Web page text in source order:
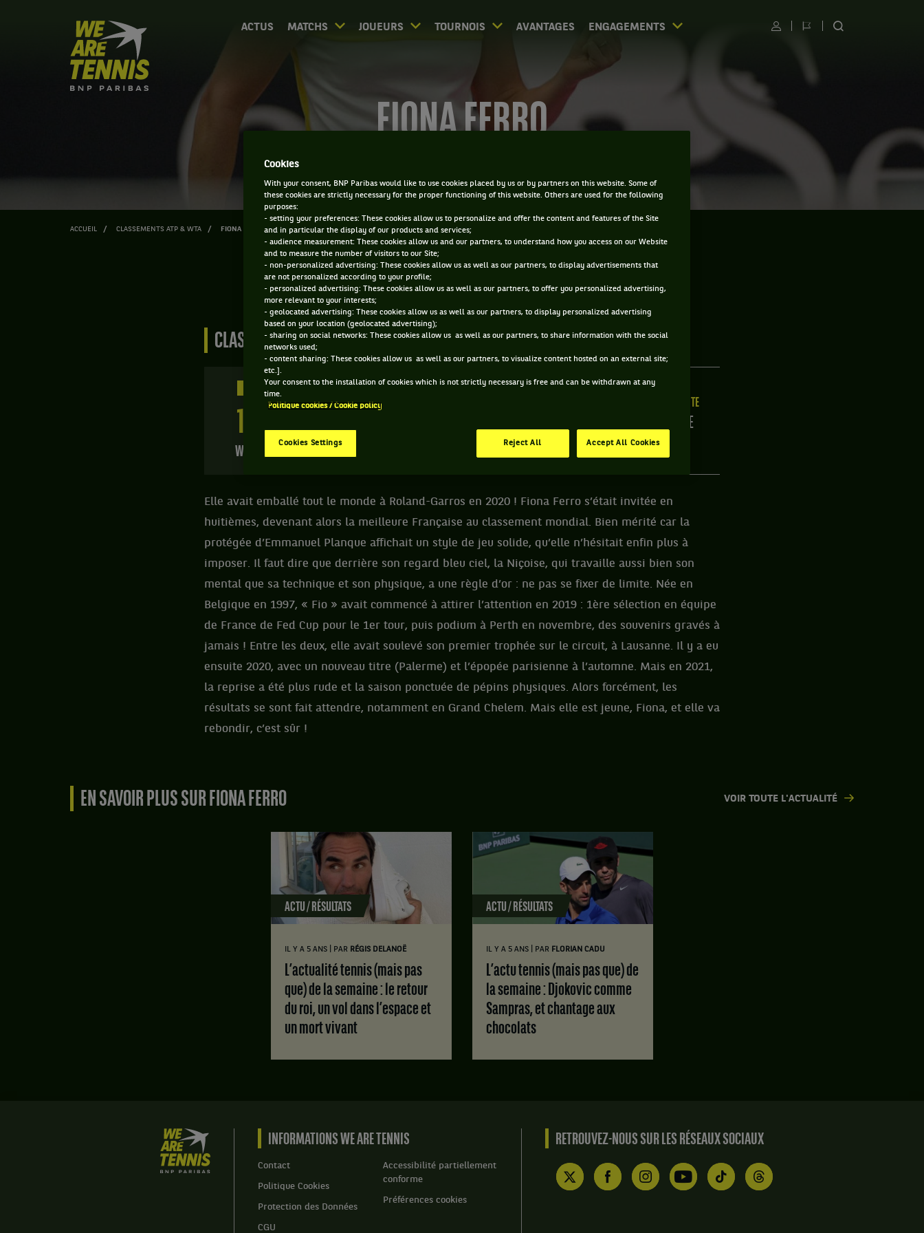
We
are
Tennis
by
BNP
ACTUS MATCHS JOUEURS TOURNOIS AVANTAGES ENGAGEMENTS UtilisateurChangerRECHERCHER
FIONA FERRO
ACCUEIL CLASSEMENTS ATP & WTA FIONA FERRO
CLASSEMENT DE FIONA FERRO ET INFORMATIONS DE LA JOUEUSE
534 PTS
149
WTA SIMPLE
238 PTS
12/03/1997
MAIN FORTE
DROITE
Elle avait emballé tout le monde à Roland-Garros en 2020 ! Fiona Ferro s’était invitée en
huitièmes, devenant alors la meilleure Française au classement mondial. Bien mérité car la
protégée d’Emmanuel Planque affichait un style de jeu solide, qu’elle n’hésitait enfin plus à
imposer. Il faut dire que derrière son regard bleu ciel, la Niçoise, qui travaille aussi bien son
mental que sa technique et son physique, a une règle d’or : ne pas se fixer de limite. Née en
Belgique en 1997, « Fio » avait commencé à attirer l’attention en 2019 : 1ère sélection en équipe
de France de Fed Cup pour le 1er tour, puis podium à Perth en novembre, des souvenirs gravés à
jamais ! Entre les deux, elle avait soulevé son premier trophée sur le circuit, à Lausanne. Il y a eu
ensuite 2020, avec un nouveau titre (Palerme) et l’épopée parisienne à l’automne. Mais en 2021,
la reprise a été plus rude et la saison ponctuée de pépins physiques. Alors forcément, les
résultats se sont fait attendre, notamment en Grand Chelem. Mais elle est jeune, Fiona, et elle va
rebondir, c’est sûr !
EN SAVOIR PLUS SUR FIONA FERRO
ACTU / RÉSULTATS
IL Y A 5 ANS PAR RÉGIS DELANOË
L’actualité tennis (mais pas
que) de la semaine : le retour
du roi, un vol dans l’espace et
un mort vivant
ACTU / RÉSULTATS
IL Y A 5 ANS PAR FLORIAN CADU
L’actu tennis (mais pas que) de
la semaine : Djokovic comme
Sampras, et chantage aux
chocolats
VOIR TOUTE L'ACTUALITÉ
We
are
Tennis
by
INFORMATIONS WE ARE TENNIS
Contact
Politique Cookies
Protection des Données
CGU
Accessibilité partiellement
conforme
Préférences cookies
RETROUVEZ-NOUS SUR LES RÉSEAUX SOCIAUX
Cookies
With your consent, BNP Paribas would like to use cookies placed by us or by partners on this website. Some of
these cookies are strictly necessary for the proper functioning of this website. Others are used for the following
purposes:
- setting your preferences: These cookies allow us to personalize and offer the content and features of the Site
and in particular the display of our products and services;
- audience measurement: These cookies allow us and our partners, to understand how you access on our Website
and to measure the number of visitors to our Site;
- non-personalized advertising: These cookies allow us as well as our partners, to display advertisements that
are not personalized according to your profile;
- personalized advertising: These cookies allow us as well as our partners, to offer you personalized advertising,
more relevant to your interests;
- geolocated advertising: These cookies allow us as well as our partners, to display personalized advertising
based on your location (geolocated advertising);
- sharing on social networks: These cookies allow us as well as our partners, to share information with the social
networks used;
- content sharing: These cookies allow us as well as our partners, to visualize content hosted on an external site;
etc.].
Your consent to the installation of cookies which is not strictly necessary is free and can be withdrawn at any
time.
Politique cookies / Cookie policy
Cookies Settings Reject All Accept All Cookies